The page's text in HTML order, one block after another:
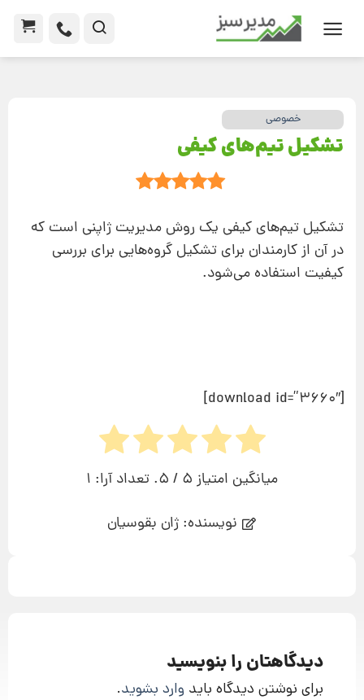
خصوصی
تشکیل تیم‌های کیفی
تشکیل تیم‌های کیفی یک روش مدیریت ژاپنی است که
در آن از کارمندان برای تشکیل گروه‌هایی برای بررسی
کیفیت استفاده می‌شود.
[download id=”3660″]
میانگین امتیاز 5 / 5. تعداد آرا:
1
نویسنده: ژان بقوسیان
دیدگاهتان را بنویسید
برای نوشتن دیدگاه باید وارد بشوید.